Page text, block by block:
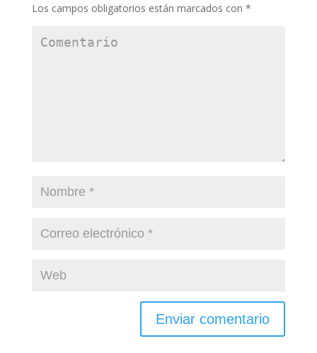
Los campos obligatorios están marcados con *